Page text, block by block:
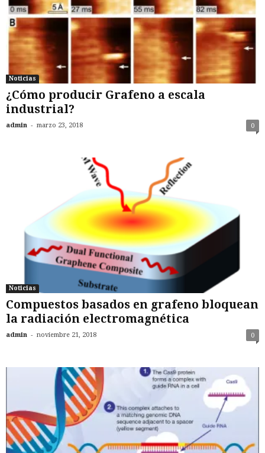
Noticias
¿Cómo producir Grafeno a escala
industrial?
admin - marzo 23, 2018 0
Noticias
Compuestos basados en grafeno bloquean
la radiación electromagnética
admin - noviembre 21, 2018 0